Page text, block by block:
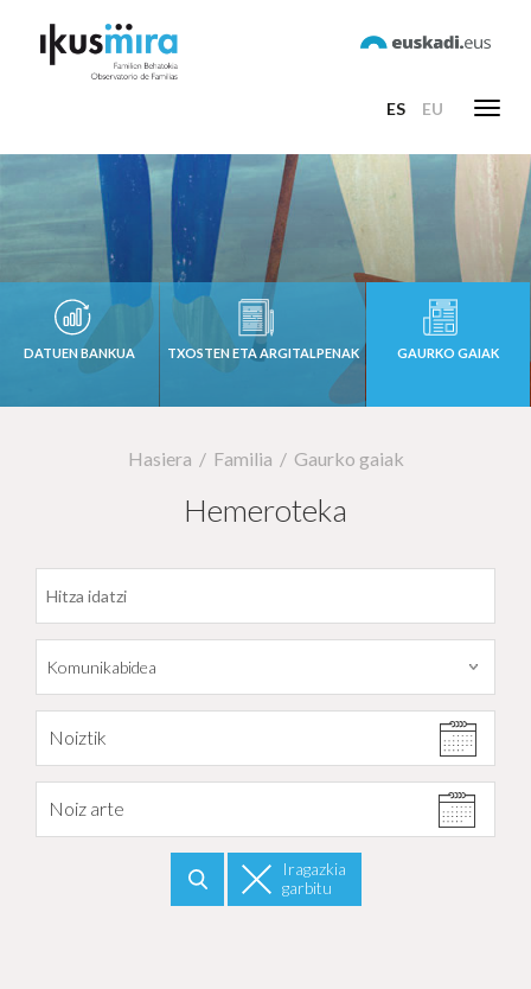
ES EU
DATUEN BANKUA TXOSTEN ETA ARGITALPENAK GAURKO GAIAK
Hasiera Familia Gaurko gaiak
Hemeroteka
Datarekiko filtratu
Noiztik
Noiz arte
Iragazkia
garbitu